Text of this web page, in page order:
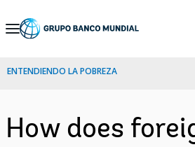
Skip
Navigation
ENTENDIENDO LA POBREZA
How does